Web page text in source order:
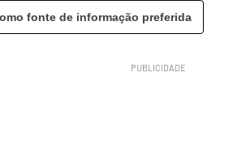
fonte de informação preferida